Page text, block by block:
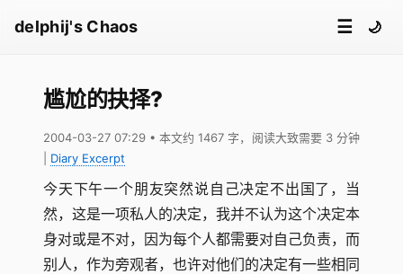
delphij's Chaos ☰ 🌙
尴尬的抉择?
2004-03-27 07:29 • 本文约 1467 字，阅读大致需要 3 分钟
Diary Excerpt
今天下午一个朋友突然说自己决定不出国了，当
然，这是一项私人的决定，我并不认为这个决定本
身对或是不对，因为每个人都需要对自己负责，而
别人，作为旁观者，也许对他们的决定有一些相同